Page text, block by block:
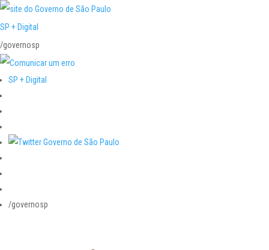
SP + Digital
/governosp
SP + Digital
/governosp